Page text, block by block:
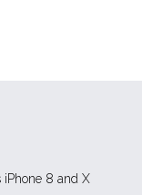
iPhone 8 and X